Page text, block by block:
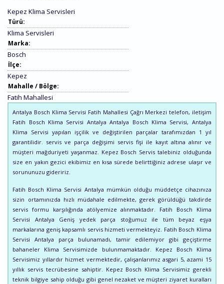
Kepez Klima Servisleri
Türü:
Klima Servisleri
Marka:
Bosch
İlçe:
Kepez
Mahalle / Bölge:
Fatih Mahallesi
Antalya Bosch Klima Servisi Fatih Mahallesi Çağrı Merkezi telefon, iletişim
Fatih Bosch Klima Servisi Antalya Antalya Bosch Klima Servisi, Antalya
Klima Servisi yapılan işçilik ve değiştirilen parçalar tarafımızdan 1 yıl
garantilidir. servis ve parça değişimi servis fişi ile kayıt altına alınır ve
müşteri mağduriyeti yaşanmaz. Kepez Bosch Servis talebiniz olduğunda
size en yakın gezici ekibimiz en kısa sürede belirttiğiniz adrese ulaşır ve
sorununuzu gideririz.
Fatih Bosch Klima Servisi Antalya mümkün olduğu müddetçe cihazınıza
sizin ortamınızda hızlı müdahale edilmekte, gerek görüldüğü takdirde
servis formu karşılığında atölyemize alınmaktadır. Fatih Bosch Klima
Servisi Antalya Geniş yedek parça stoğumuz ile tüm beyaz eşya
markalarına geniş kapsamlı servis hizmeti vermekteyiz. Fatih Bosch Klima
Servisi Antalya parça bulunamadı, tamir edilemiyor gibi geçiştirme
bahaneler Klima Servisimizde bulunmamaktadır. Kepez Bosch Klima
Servisimiz yıllardır hizmet vermektedir, çalışanlarımız asgari 5, azami 15
yıllık servis tecrübesine sahiptir. Kepez Bosch Klima Servisimiz gerekli
teknik bilgiye sahip olduğu gibi genel nezaket ve müşteri ziyaret kuralları